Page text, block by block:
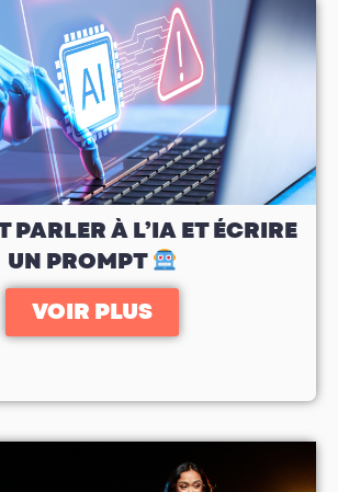
PARLER À L’IA ET ÉCRIRE
UN PROMPT
VOIR PLUS